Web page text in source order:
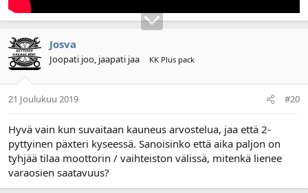
Josva
Joopati joo, jaapati jaa KK Plus pack
21 Joulukuu 2019 #20
Hyvä vain kun suvaitaan kauneus arvostelua, jaa että 2-
pyttyinen päxteri kyseessä. Sanoisinko että aika paljon on
tyhjää tilaa moottorin / vaihteiston välissä, mitenkä lienee
varaosien saatavuus?